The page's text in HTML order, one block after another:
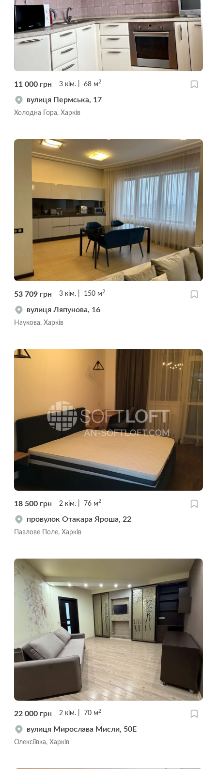
11 000 грн 3 кім. 68 м2
вулиця Пермська, 17
Холодна Гора, Харків
53 709 грн 3 кім. 150 м 2
вулиця Ляпунова, 16
Наукова, Харків
18 500 грн 2 кім. 76 м2
провулок Отакара Яроша, 22
Павлове Поле, Харків
22 000 грн 2 кім. 70 м 2
вулиця Мирослава Мисли, 50Е
Олексіївка, Харків